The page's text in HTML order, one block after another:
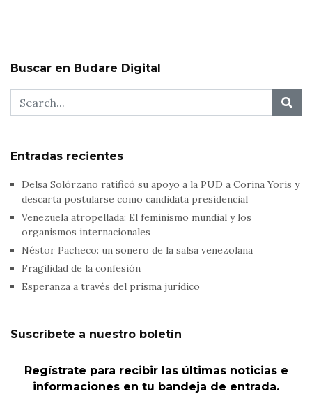
Buscar en Budare Digital
Entradas recientes
Delsa Solórzano ratificó su apoyo a la PUD a Corina Yoris y
descarta postularse como candidata presidencial
Venezuela atropellada: El feminismo mundial y los
organismos internacionales
Néstor Pacheco: un sonero de la salsa venezolana
Fragilidad de la confesión
Esperanza a través del prisma jurídico
Suscríbete a nuestro boletín
Regístrate para recibir las últimas noticias e
informaciones en tu bandeja de entrada.